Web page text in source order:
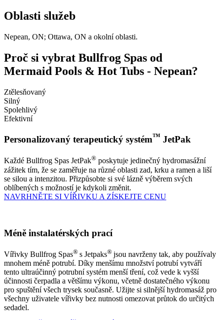
Oblasti služeb
Nepean, ON; Ottawa, ON a okolní oblasti.
Proč si vybrat Bullfrog Spas od
Mermaid Pools & Hot Tubs - Nepean?
Ztělesňovaný
Silný
Spolehlivý
Efektivní
Personalizovaný terapeutický systém™ JetPak
Každé Bullfrog Spas JetPak® poskytuje jedinečný hydromasážní
zážitek tím, že se zaměřuje na různé oblasti zad, krku a ramen a liší
se silou a intenzitou. Přizpůsobte si své lázně výběrem svých
oblíbených s možností je kdykoli změnit.
NAVRHNĚTE SI VÍŘIVKU A ZÍSKEJTE CENU
Méně instalatérských prací
Vířivky Bullfrog Spas® s Jetpaks® jsou navrženy tak, aby používaly
mnohem méně potrubí. Díky menšímu množství potrubí vytváří
tento ultraúčinný potrubní systém menší tření, což vede k vyšší
účinnosti čerpadla a většímu výkonu, včetně dostatečného výkonu
pro spuštění všech trysek současně. Užijte si silnější hydromasáž pro
všechny uživatele vířivky bez nutnosti omezovat průtok do určitých
sedadel.